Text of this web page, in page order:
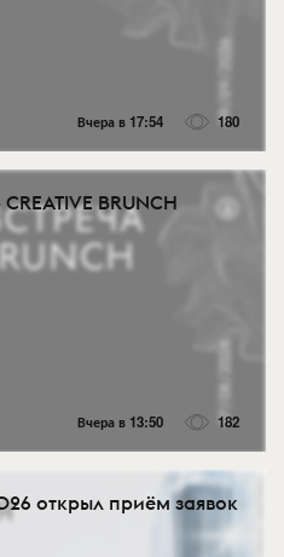
Вчера в 17:54 180
BRUNCH
Вчера в 13:50 182
открыл приём заявок